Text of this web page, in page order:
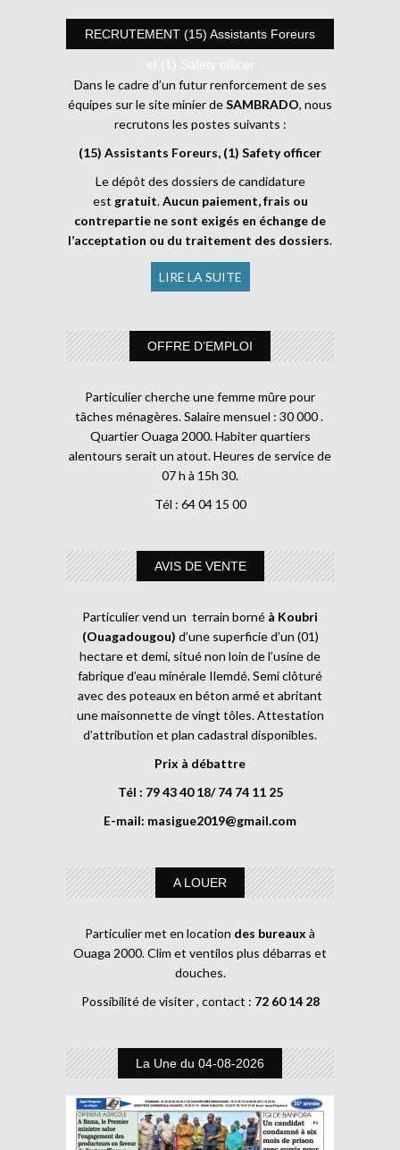
RECRUTEMENT (15) Assistants Foreurs
et (1) Safety officer
Dans le cadre d’un futur renforcement de ses
équipes sur le site minier deSAMBRADO, nous
recrutons les postes suivants :
(15) Assistants Foreurs, (1) Safety officer
Le dépôt des dossiers de candidature
est gratuit.Aucun paiement, frais ou
contrepartie ne sont exigés en échange de
l’acceptation ou du traitement des dossiers.
LIRE LA SUITE
OFFRE D’EMPLOI
Particulier cherche une femme mûre pour
tâches ménagères. Salaire mensuel : 30 000 .
Quartier Ouaga 2000. Habiter quartiers
alentours serait un atout. Heures de service de
07 h à 15h 30.
Tél : 64 04 15 00
AVIS DE VENTE
Particulier vend un terrain borné à Koubri
(Ouagadougou) d’une superficie d’un (01)
hectare et demi, situé non loin de l’usine de
fabrique d’eau minérale Ilemdé. Semi clôturé
avec des poteaux en béton armé et abritant
une maisonnette de vingt tôles. Attestation
d’attribution et plan cadastral disponibles.
Prix à débattre
Tél : 79 43 40 18/ 74 74 11 25
E-mail: masigue2019@gmail.com
A LOUER
Particulier met en location des bureaux à
Ouaga 2000. Clim et ventilos plus débarras et
douches.
Possibilité de visiter , contact : 72 60 14 28
La Une du 04-08-2026